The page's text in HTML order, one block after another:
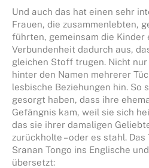
Und auch das hat einen sehr
Frauen, die zusammenlebten,
führten, gemeinsam die Kinder
Verbundenheit dadurch aus,
gleichen Stoff trugen. Nicht nur
hinter den Namen mehrerer
lesbische Beziehungen hin. So
gesorgt haben, dass ihre
Gefängnis kam, weil sie sich
das sie ihrer damaligen
zurückholte – oder es stahl.
Sranan Tongo ins Englische
übersetzt: